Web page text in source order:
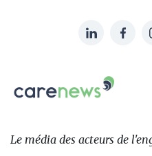
sur:
LinkedIn
Carenews,
Le
des
Le média des acteurs de